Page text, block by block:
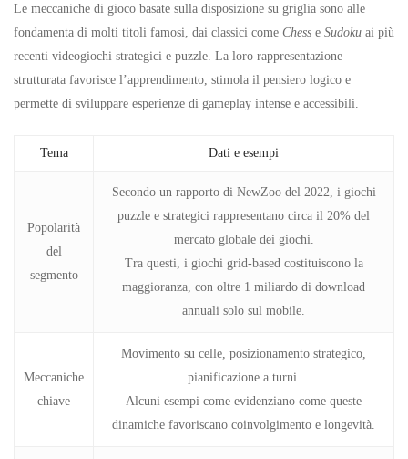
Le meccaniche di gioco basate sulla disposizione su griglia sono alle
fondamenta di molti titoli famosi, dai classici come Chess e Sudoku ai più
recenti videogiochi strategici e puzzle. La loro rappresentazione
strutturata favorisce l’apprendimento, stimola il pensiero logico e
permette di sviluppare esperienze di gameplay intense e accessibili.
Tema Dati e esempi
Popolarità
del
segmento
Secondo un rapporto di NewZoo del 2022, i giochi
puzzle e strategici rappresentano circa il 20% del
mercato globale dei giochi.
Tra questi, i giochi grid-based costituiscono la
maggioranza, con oltre 1 miliardo di download
annuali solo sul mobile.
Meccaniche
chiave
Movimento su celle, posizionamento strategico,
pianificazione a turni.
Alcuni esempi come evidenziano come queste
dinamiche favoriscano coinvolgimento e longevità.